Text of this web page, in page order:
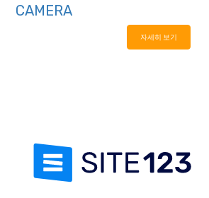
CAMERA
자세히 보기